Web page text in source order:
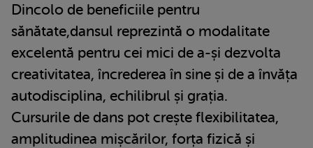
Dincolo de beneficiile pentru
sănătate,dansul reprezintă o modalitate
excelentă pentru cei mici de a-și dezvolta
creativitatea, încrederea în sine și de a învăța
autodisciplina, echilibrul și grația.
Cursurile de dans pot crește flexibilitatea,
amplitudinea mișcărilor, forța fizică și